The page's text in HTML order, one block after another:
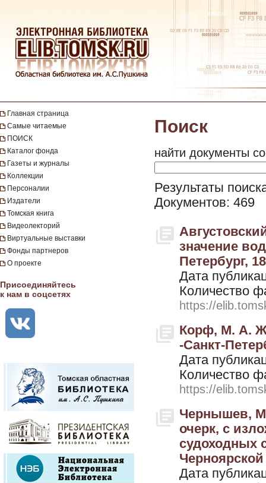
Главная страница
Самые читаемые
ПОИСК
Каталог фонда
Газеты и журналы
Коллекции
Персоналии
Издатели
Томская книга
Видеолекторий
Виртуальные выставки
Фонды партнеров
О проекте
Присоединяйтесь
к нам в соцсетях
Поиск
найти документы
Результаты
Документов: 469
значение
Петербург,
Дата
Количество
https://
Корф, М. А.
-Санкт-
Дата
Количество
https://
Чернышев,
очерк, с
судоходных
Дата